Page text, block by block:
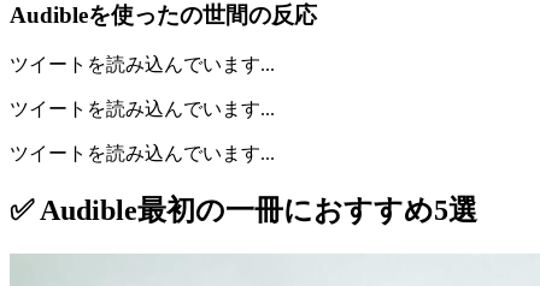
Audibleを使ったの世間の反応
ツイートを読み込んでいます...
ツイートを読み込んでいます...
ツイートを読み込んでいます...
✅ Audible最初の一冊におすすめ5選